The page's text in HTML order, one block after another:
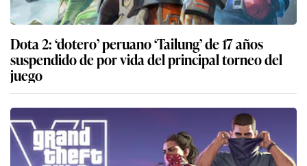
Dota 2: ‘dotero’ peruano ‘Tailung’ de 17 años
suspendido de por vida del principal torneo del
juego